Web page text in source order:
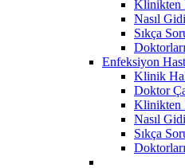
Klinikten
Nasıl
Sıkça
Enfeksiyon
Klinik
Doktor
Klinikten
Nasıl
Sıkça